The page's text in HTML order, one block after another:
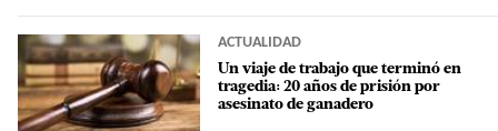
ACTUALIDAD
Un viaje de trabajo que terminó en
tragedia: 20 años de prisión por
asesinato de ganadero